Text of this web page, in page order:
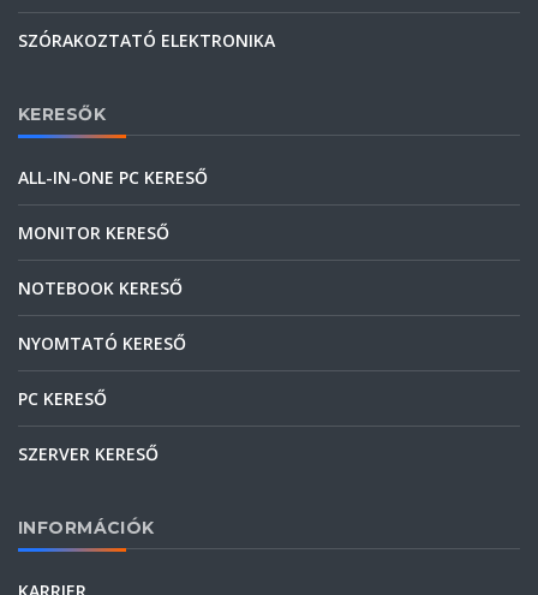
SZÓRAKOZTATÓ ELEKTRONIKA
KERESŐK
ALL-IN-ONE PC KERESŐ
MONITOR KERESŐ
NOTEBOOK KERESŐ
NYOMTATÓ KERESŐ
PC KERESŐ
SZERVER KERESŐ
INFORMÁCIÓK